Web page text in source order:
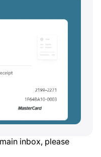
inbox, please